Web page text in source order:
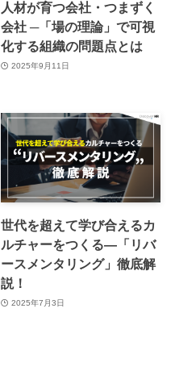
人材が育つ会社・つまずく
会社 ─「場の理論」で可視
化する組織の問題点とは
2025年9月11日
世代を超えて学び合えるカ
ルチャーをつくる―「リバ
ースメンタリング」徹底解
説！
2025年7月3日